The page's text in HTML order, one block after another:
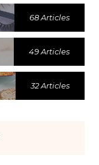
68 Articles
49 Articles
32 Articles